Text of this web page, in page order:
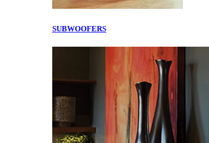
SUBWOOFERS